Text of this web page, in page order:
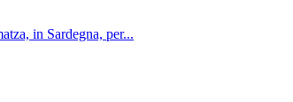
in Sardegna, per...